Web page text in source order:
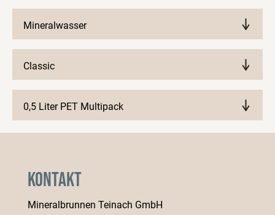
Mineralwasser
Classic
0,5 Liter PET Multipack
Kontakt
Mineralbrunnen Teinach GmbH